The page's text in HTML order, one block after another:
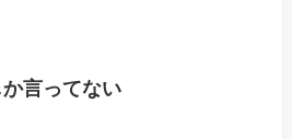
言ってない